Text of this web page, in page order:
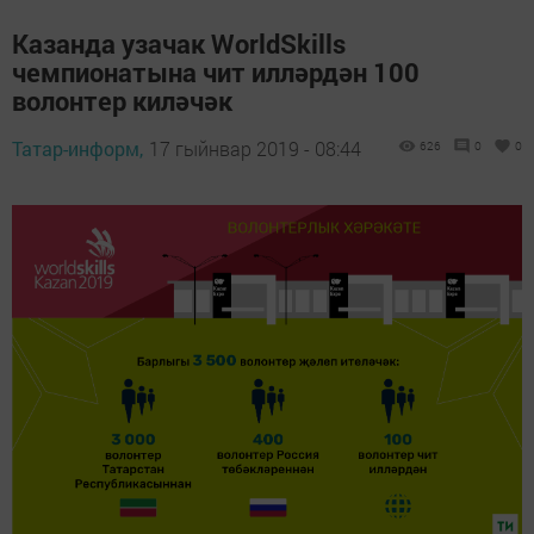
Казанда узачак WorldSkills
чемпионатына чит илләрдән 100
волонтер киләчәк
Татар-информ, 17 гыйнвар 2019 - 08:44 626 0 0